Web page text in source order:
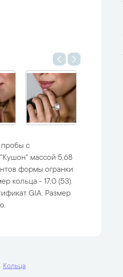
с
массой 5,68
формы огранки
кольца - 17,0 (53).
GIA. Размер
Кольца